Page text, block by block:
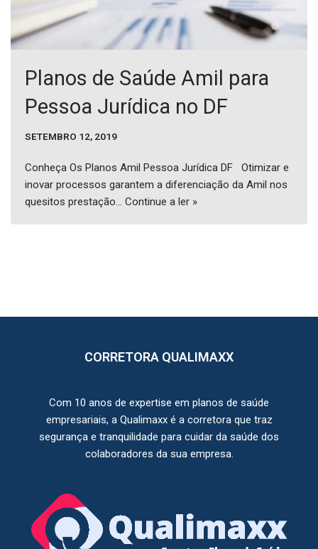
Planos de Saúde Amil para
Pessoa Jurídica no DF
SETEMBRO 12, 2019
Conheça Os Planos Amil Pessoa Jurídica DF Otimizar e
inovar processos garantem a diferenciação da Amil nos
quesitos prestação… Continue a ler »
CORRETORA QUALIMAXX
Com 10 anos de expertise em planos de saúde
empresariais, a Qualimaxx é a corretora que traz
segurança e tranquilidade para cuidar da saúde dos
colaboradores da sua empresa.